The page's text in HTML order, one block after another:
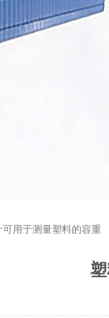
可用于测量塑料的容重